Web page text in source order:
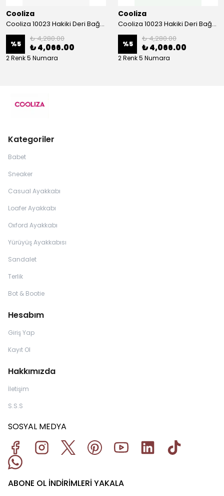
Cooliza
Cooliza 10023 Hakiki Deri Bağcıklı ve Fermuarlı Rahat Kadın Bot Ayakkabı - Ekru
%5
₺ 4,280.00
₺ 4,066.00
2 Renk 5 Numara
Cooliza
Cooliza 10023 Hakiki Deri Bağcıklı ve Fermuarlı Rahat Kadın Bot Ayakkabı - Siyah
%5
₺ 4,280.00
₺ 4,066.00
2 Renk 5 Numara
Kategoriler
Babet
Sneaker
Casual Ayakkabı
Loafer Ayakkabı
Oxford Ayakkabı
Yürüyüş Ayakkabısı
Sandalet
Terlik
Bot & Bootie
Hesabım
Giriş Yap
Kayıt Ol
Hakkımızda
İletişim
S.S.S
SOSYAL MEDYA
ABONE OL İNDİRİMLERİ YAKALA